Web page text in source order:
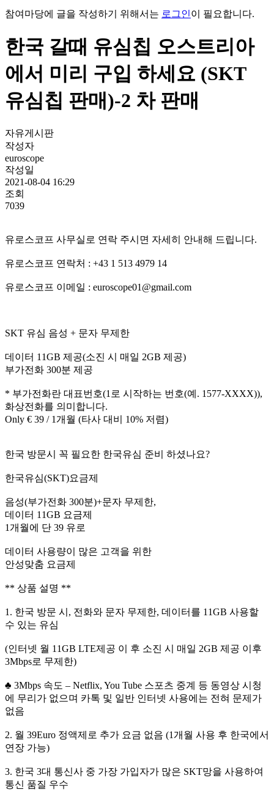
참여마당에 글을 작성하기 위해서는 로그인이 필요합니다.
한국 갈때 유심칩 오스트리아
에서 미리 구입 하세요 (SKT
유심칩 판매)-2 차 판매
자유게시판
작성자
euroscope
작성일
2021-08-04 16:29
조회
7039
유로스코프 사무실로 연락 주시면 자세히 안내해 드립니다.
유로스코프 연락처 : +43 1 513 4979 14
유로스코프 이메일 : euroscope01@gmail.com
SKT 유심 음성 + 문자 무제한
데이터 11GB 제공(소진 시 매일 2GB 제공)
부가전화 300분 제공
* 부가전화란 대표번호(1로 시작하는 번호(예. 1577-XXXX)),
화상전화를 의미합니다.
Only € 39 / 1개월 (타사 대비 10% 저렴)
한국 방문시 꼭 필요한 한국유심 준비 하셨나요?
한국유심(SKT)요금제
음성(부가전화 300분)+문자 무제한,
데이터 11GB 요금제
1개월에 단 39 유로
데이터 사용량이 많은 고객을 위한
안성맞춤 요금제
** 상품 설명 **
1. 한국 방문 시, 전화와 문자 무제한, 데이터를 11GB 사용할
수 있는 유심
(인터넷 월 11GB LTE제공 이 후 소진 시 매일 2GB 제공 이후
3Mbps로 무제한)
♣ 3Mbps 속도 – Netflix, You Tube 스포츠 중계 등 동영상 시청
에 무리가 없으며 카톡 및 일반 인터넷 사용에는 전혀 문제가
없음
2. 월 39Euro 정액제로 추가 요금 없음 (1개월 사용 후 한국에서
연장 가능)
3. 한국 3대 통신사 중 가장 가입자가 많은 SKT망을 사용하여
통신 품질 우수